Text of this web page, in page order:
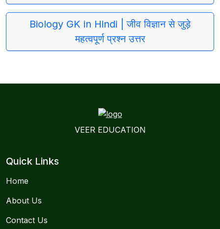
Biology GK in Hindi | जीव विज्ञान से जुड़े
महत्वपूर्ण प्रश्न उत्तर
VEER EDUCATION
Quick Links
Home
About Us
Contact Us